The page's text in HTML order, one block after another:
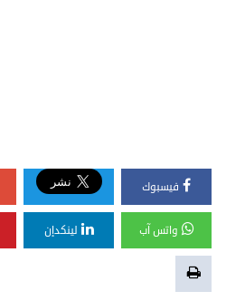
فيسبوك
واتس آب لينكدإن